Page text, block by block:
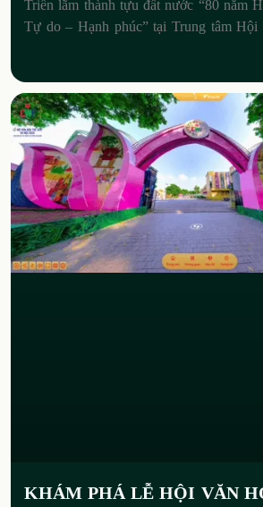
Triển lãm thành tựu đất nước “80 năm
Tự do – Hạnh phúc” tại Trung tâm Hội
KHÁM PHÁ LỄ HỘI VĂN